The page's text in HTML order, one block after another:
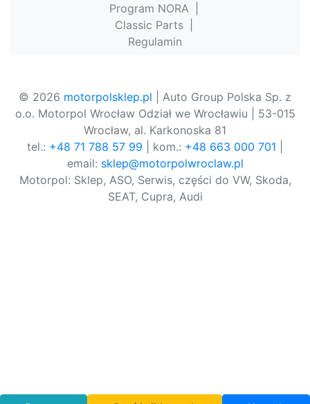
Program NORA
Classic Parts
Regulamin
© 2026 motorpolsklep.pl | Auto Group Polska Sp. z
o.o. Motorpol Wrocław Odział we Wrocławiu | 53-015
Wrocław, al. Karkonoska 81
tel.: +48 71 788 57 99 | kom.: +48 663 000 701
email: sklep@motorpolwroclaw.pl
Motorpol: Sklep, ASO, Serwis, części do VW, Skoda,
SEAT, Cupra, Audi